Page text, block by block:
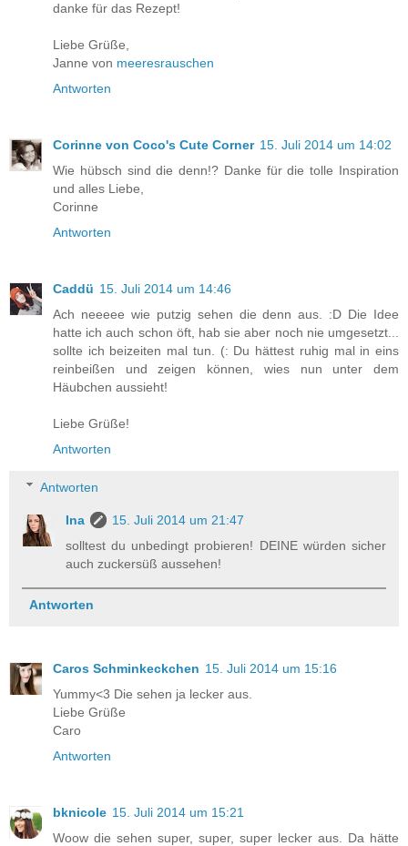
danke für das Rezept!
Liebe Grüße,
Janne von meeresrauschen
Antworten
Corinne von Coco's Cute Corner 15. Juli 2014 um 14:02
Wie hübsch sind die denn!? Danke für die tolle Inspiration
und alles Liebe,
Corinne
Antworten
Caddü 15. Juli 2014 um 14:46
Ach neeeee wie putzig sehen die denn aus. :D Die Idee
hatte ich auch schon öft, hab sie aber noch nie umgesetzt...
sollte ich beizeiten mal tun. (: Du hättest ruhig mal in eins
reinbeißen und zeigen können, wies nun unter dem
Häubchen aussieht!
Liebe Grüße!
Antworten
Antworten
Ina
15. Juli 2014 um 21:47
solltest du unbedingt probieren! DEINE würden sicher
auch zuckersüß aussehen!
Antworten
Caros Schminkeckchen 15. Juli 2014 um 15:16
Yummy<3 Die sehen ja lecker aus.
Liebe Grüße
Caro
Antworten
bknicole 15. Juli 2014 um 15:21
Woow die sehen super, super, super lecker aus. Da hätte